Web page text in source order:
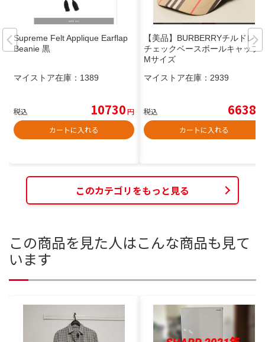
Supreme Felt Applique Earflap
Beanie 黒
マイストア在庫： 1389
税込 10730円
カートに入れる
【美品】BURBERRYチルドレン
チェックベースボールキャップ
Mサイズ
マイストア在庫： 2939
税込 6638
カートに入れる
このカテゴリをもっと見る
この商品を見た人はこんな商品も見て
います